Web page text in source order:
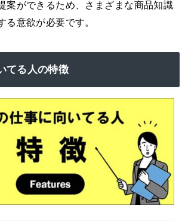
案ができるため、さまざまな商品知識
る意欲が必要です。
てる人の特徴